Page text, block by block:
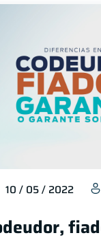
10 / 05 / 2022